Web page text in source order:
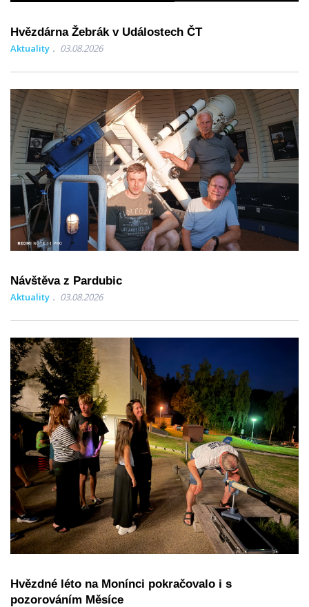
Hvězdárna Žebrák v Událostech ČT
Aktuality 03.08.2026
Návštěva z Pardubic
Aktuality 03.08.2026
Hvězdné léto na Monínci pokračovalo i s
pozorováním Měsíce